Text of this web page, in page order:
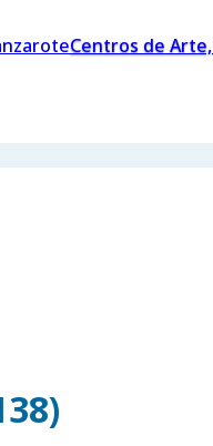
Centros de